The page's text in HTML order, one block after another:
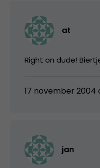
at
Right on dude!
17 november 2004
jan